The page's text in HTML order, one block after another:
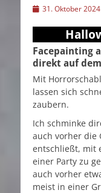
Veröffentlicht
31. Oktober 2024
Facepainting
direkt auf
Mit
lassen sich
zaubern.
Ich schminke
auch vorher die
entschließt, mit
einer Party zu
auch vorher
meist in einer